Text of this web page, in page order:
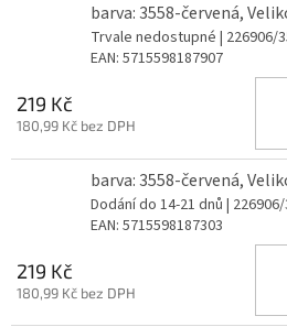
barva: 3558-červená,
Trvale nedostupné | 226906/
EAN: 5715598187907
219 Kč
180,99 Kč bez DPH
barva: 3558-červená,
Dodání do 14-21 dnů |
EAN: 5715598187303
219 Kč
180,99 Kč bez DPH